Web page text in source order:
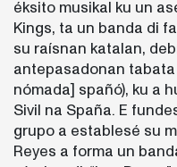
éksito musikal ku un
Kings, ta un banda di
su raísnan katalan,
antepasadonan tabata
nómada] spañó), ku a
Sivil na Spaña. E
grupo a establesé su
Reyes a forma un